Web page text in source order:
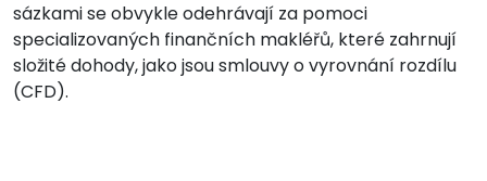
sázkami se obvykle odehrávají za pomoci
specializovaných finančních makléřů, které zahrnují
složité dohody, jako jsou smlouvy o vyrovnání rozdílu
(CFD).